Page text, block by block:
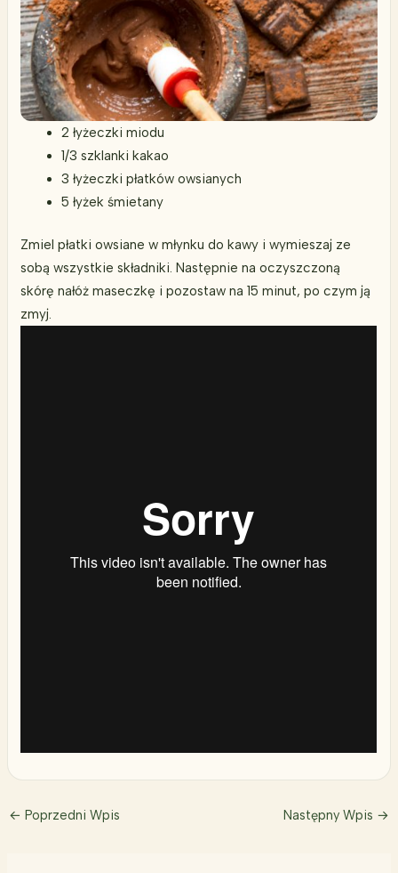
2 łyżeczki miodu
1/3 szklanki kakao
3 łyżeczki płatków owsianych
5 łyżek śmietany
Zmiel płatki owsiane w młynku do kawy i wymieszaj ze
sobą wszystkie składniki. Następnie na oczyszczoną
skórę nałóż maseczkę i pozostaw na 15 minut, po czym ją
zmyj.
← Poprzedni Wpis Następny Wpis →